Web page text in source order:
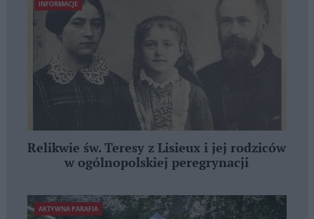
INFORMACJE
Relikwie św. Teresy z Lisieux i jej rodziców
w ogólnopolskiej peregrynacji
AKTYWNA PARAFIA